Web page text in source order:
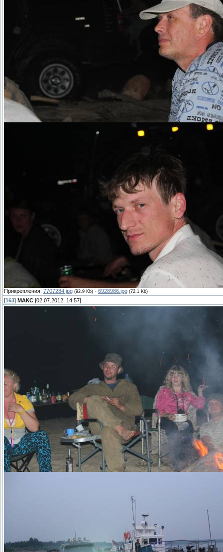
Прикрепления: 7707284.jpg (92.9 Kb) · 6928986.jpg (72.1 Kb)
[163] МАКС [02.07.2012, 14:57]